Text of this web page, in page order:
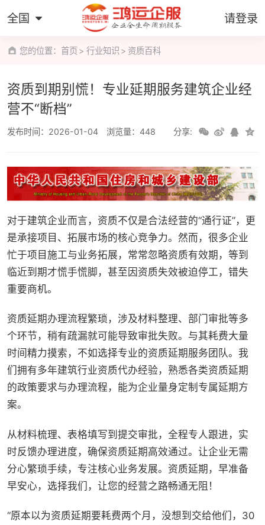
全国 请登录
您的位置：首页 行业知识 资质百科
资质到期别慌！专业延期服务建筑企业经
营不“断档”
发布时间：2026-01-04 浏览量：448 分享:
对于建筑企业而言，资质不仅是合法经营的“通行证”，更
是承接项目、拓展市场的核心竞争力。然而，很多企业
忙于项目施工与业务拓展，常常忽略资质有效期，等到
临近到期才慌手慌脚，甚至因资质失效被迫停工，错失
重要商机。
资质延期办理流程繁琐，涉及材料整理、部门审批等多
个环节，稍有疏漏就可能导致审批失败。与其耗费大量
时间精力摸索，不如选择专业的资质延期服务团队。我
们拥有多年建筑行业资质代办经验，熟悉各类资质延期
的政策要求与办理流程，能为企业量身定制专属延期方
案。
从材料梳理、表格填写到提交审批，全程专人跟进，实
时反馈办理进度，确保资质延期高效通过。让企业无需
分心繁琐手续，专注核心业务发展。资质延期，早准备
早安心，选择我们，让您的经营之路畅通无阻！
“原本以为资质延期要耗费两个月，没想到交给他们，30